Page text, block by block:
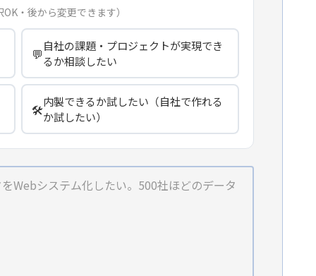
・後から変更できます）
💬自社の課題・プロジェクトが実現でき
るか相談したい
🛠️内製できるか試したい（自社で作れる
か試したい）